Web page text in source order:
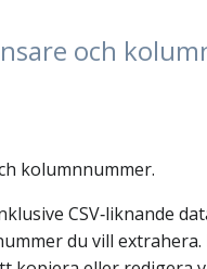
och
kolumnnummer.
CSV‑liknande
du vill